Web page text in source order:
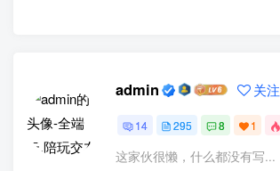
admin 关注
14 295 8 1
这家伙很懒，什么都没有写...